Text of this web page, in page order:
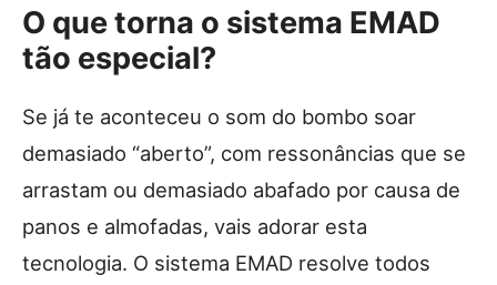
O que torna o sistema EMAD
tão especial?
Se já te aconteceu o som do bombo soar
demasiado “aberto”, com ressonâncias que se
arrastam ou demasiado abafado por causa de
panos e almofadas, vais adorar esta
tecnologia. O sistema EMAD resolve todos